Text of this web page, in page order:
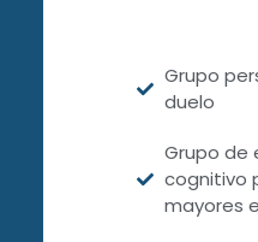
Grupo
duelo
Grupo de
cognitivo
mayores